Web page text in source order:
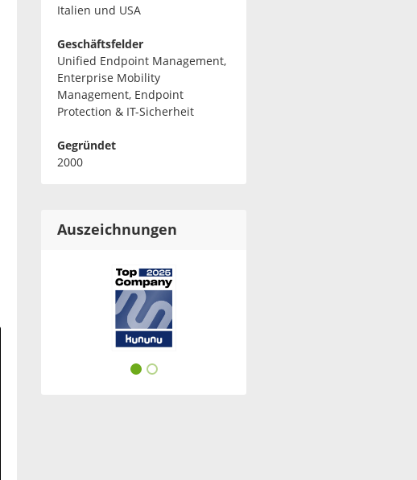
Italien und USA
Geschäftsfelder
Unified Endpoint Management,
Enterprise Mobility
Management, Endpoint
Protection & IT-Sicherheit
Gegründet
2000
Auszeichnungen